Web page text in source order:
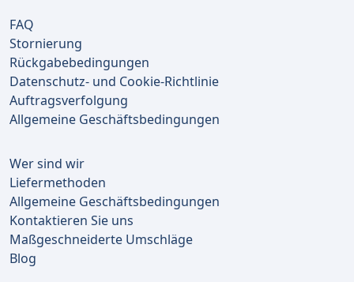
FAQ
Stornierung
Rückgabebedingungen
Datenschutz- und Cookie-Richtlinie
Auftragsverfolgung
Allgemeine Geschäftsbedingungen
Wer sind wir
Liefermethoden
Allgemeine Geschäftsbedingungen
Kontaktieren Sie uns
Maßgeschneiderte Umschläge
Blog